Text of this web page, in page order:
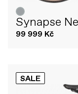
Synapse
99 999 Kč
SALE